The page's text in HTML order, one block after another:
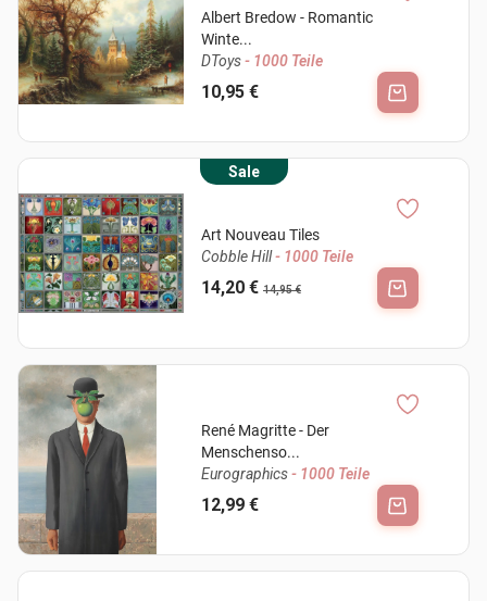
Albert Bredow - Romantic
Winte...
DToys- 1000 Teile
10,95 €
Sale
Art Nouveau Tiles
Cobble Hill- 1000 Teile
14,20 € 14,95 €
René Magritte - Der
Menschenso...
Eurographics- 1000 Teile
12,99 €